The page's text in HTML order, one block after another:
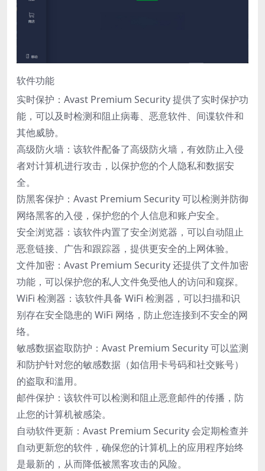
软件功能
实时保护：Avast Premium Security 提供了实时保护功
能，可以及时检测和阻止病毒、恶意软件、间谍软件和
其他威胁。
高级防火墙：该软件配备了高级防火墙，有效防止入侵
者对计算机进行攻击，以保护您的个人隐私和数据安
全。
防黑客保护：Avast Premium Security 可以检测并防御
网络黑客的入侵，保护您的个人信息和账户安全。
安全浏览器：该软件内置了安全浏览器，可以自动阻止
恶意链接、广告和跟踪器，提供更安全的上网体验。
文件加密：Avast Premium Security 还提供了文件加密
功能，可以保护您的私人文件免受他人的访问和窥探。
WiFi 检测器：该软件具备 WiFi 检测器，可以扫描和识
别存在安全隐患的 WiFi 网络，防止您连接到不安全的网
络。
敏感数据盗取防护：Avast Premium Security 可以监测
和防护针对您的敏感数据（如信用卡号码和社交账号）
的盗取和滥用。
邮件保护：该软件可以检测和阻止恶意邮件的传播，防
止您的计算机被感染。
自动软件更新：Avast Premium Security 会定期检查并
自动更新您的软件，确保您的计算机上的应用程序始终
是最新的，从而降低被黑客攻击的风险。